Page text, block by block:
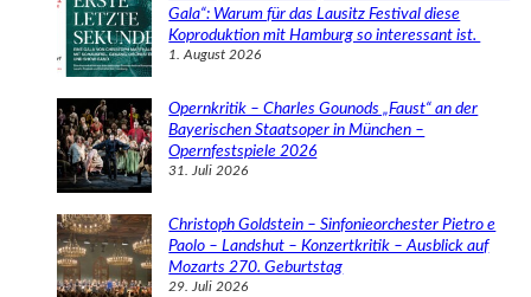
Gala“: Warum für das Lausitz Festival diese
Koproduktion mit Hamburg so interessant ist.
1. August 2026
Opernkritik – Charles Gounods „Faust“ an der
Bayerischen Staatsoper in München –
Opernfestspiele 2026
31. Juli 2026
Christoph Goldstein – Sinfonieorchester Pietro e
Paolo – Landshut – Konzertkritik – Ausblick auf
Mozarts 270. Geburtstag
29. Juli 2026